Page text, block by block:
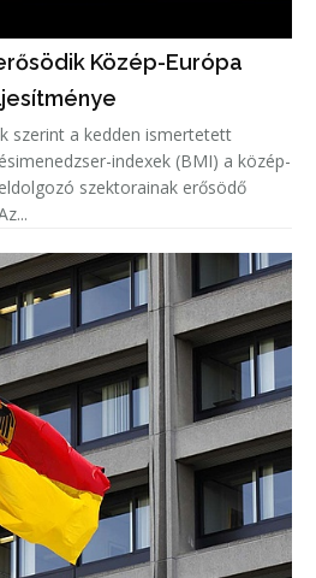
Közép-Európa
szerint a kedden ismertetett
indexek (BMI) a közép-
szektorainak erősödő
vallanak. Az...